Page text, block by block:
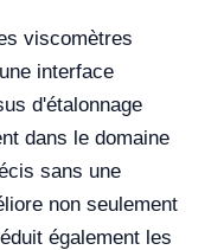
viscomètres
interface
d'étalonnage
dans le domaine
sans une
non seulement
également les